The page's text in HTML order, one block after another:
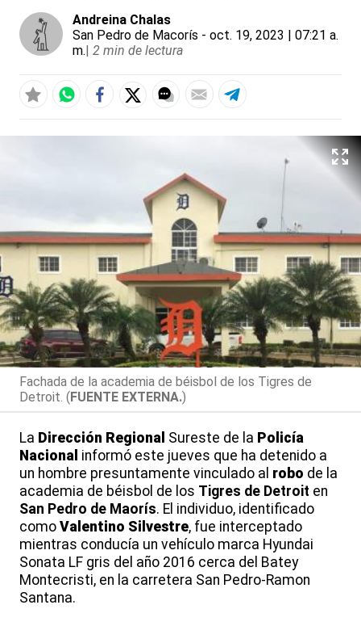
Andreina Chalas
San Pedro de Macorís - oct. 19, 2023 | 07:21 a.
m.| 2 min de lectura
Fachada de la academia de béisbol de los Tigres de
Detroit. (FUENTE EXTERNA.)
La Dirección Regional Sureste de la Policía
Nacional informó este jueves que ha detenido a
un hombre presuntamente vinculado al robo de la
academia de béisbol de los Tigres de Detroit en
San Pedro de Maorís. El individuo, identificado
como Valentino Silvestre, fue interceptado
mientras conducía un vehículo marca Hyundai
Sonata LF gris del año 2016 cerca del Batey
Montecristi, en la carretera San Pedro-Ramon
Santana.